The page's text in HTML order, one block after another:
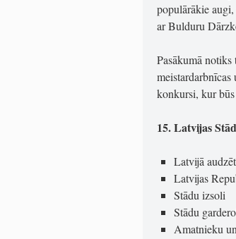
populārākie
ar Bulduru
Pasākumā
konkursi, kur būs
15. Latvijas
Latvijā
Latvijas
Stādu izsoli
Stādu
Amatnieku